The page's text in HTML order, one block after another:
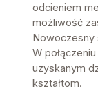
odcieniem
możliwość
Nowoczesny
W
uzyskanym
kształtom.